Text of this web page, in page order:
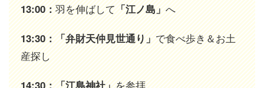
13:00：羽を伸ばして「江ノ島」へ
13:30：「弁財天仲見世通り」で食べ歩き＆お土
産探し
14:30：「江島神社」を参拝